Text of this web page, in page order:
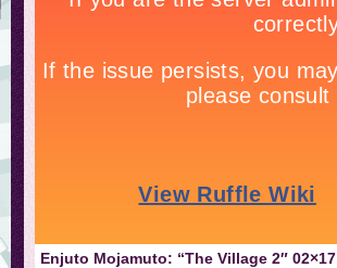
Enjuto Mojamuto: “The Village 2″ 02×17